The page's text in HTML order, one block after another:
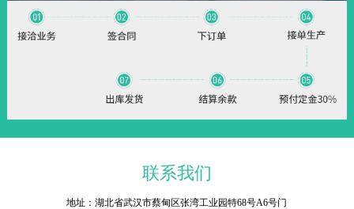
联系我们
地址：湖北省武汉市蔡甸区张湾工业园特68号A6号门